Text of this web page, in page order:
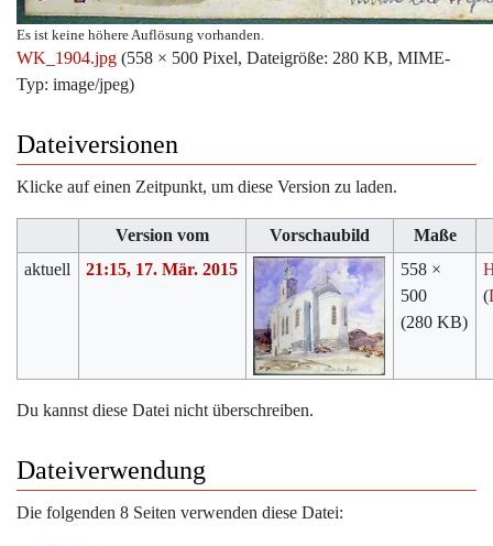
Es ist keine höhere Auflösung vorhanden.
WK_1904.jpg (558 × 500 Pixel, Dateigröße: 280 KB, MIME-
Typ: image/jpeg)
Dateiversionen
Klicke auf einen Zeitpunkt, um diese Version zu laden.
Version vom Vorschaubild
Maße
aktuell
21:15, 17. Mär. 2015
558 ×
500
(280 KB)
(
Du kannst diese Datei nicht überschreiben.
Dateiverwendung
Die folgenden 8 Seiten verwenden diese Datei: